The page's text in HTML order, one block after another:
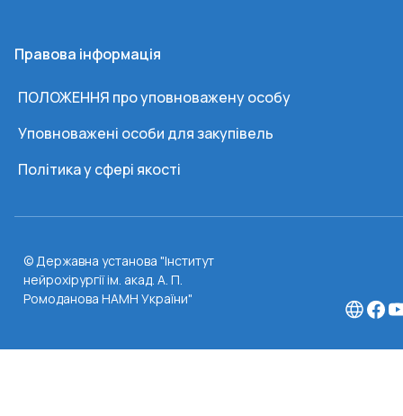
Правова інформація
ПОЛОЖЕННЯ про уповноважену особу
Уповноважені особи для закупівель
Політика у сфері якості
© Державна установа "Інститут
нейрохірургії ім. акад. А. П.
Ромоданова НАМН України"